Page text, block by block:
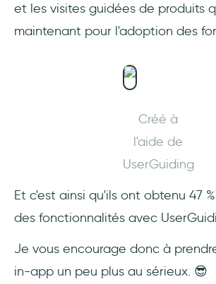
et les visites guidées de produits
maintenant pour l'adoption des
Créé à
l'aide de
UserGuiding
Et c'est ainsi qu'ils ont obtenu 47
des fonctionnalités avec
Je vous encourage donc à
in-app un peu plus au sérieux. 😎